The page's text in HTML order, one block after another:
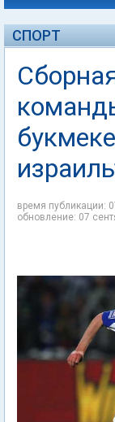
СПОРТ
время публикации:
обновление: 07